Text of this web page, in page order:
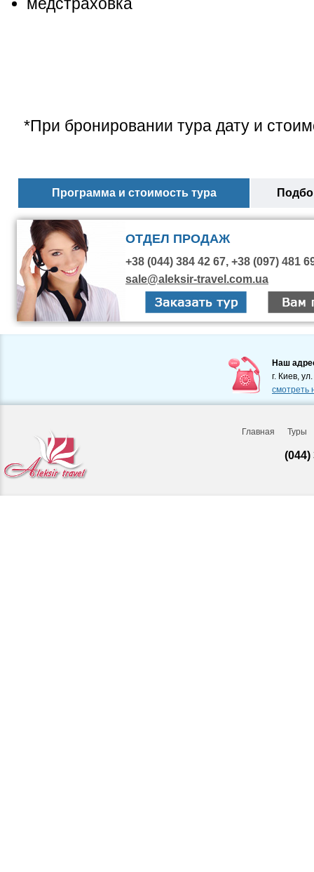
*При бронировании тура дату и
Программа и стоимость тура
ОТДЕЛ ПРОДАЖ
+38 (044) 384 42 67, +38 (097) 481
sale@aleksir-travel.com.ua
Наш
г. Киев,
смотреть
Главная Туры
(044)